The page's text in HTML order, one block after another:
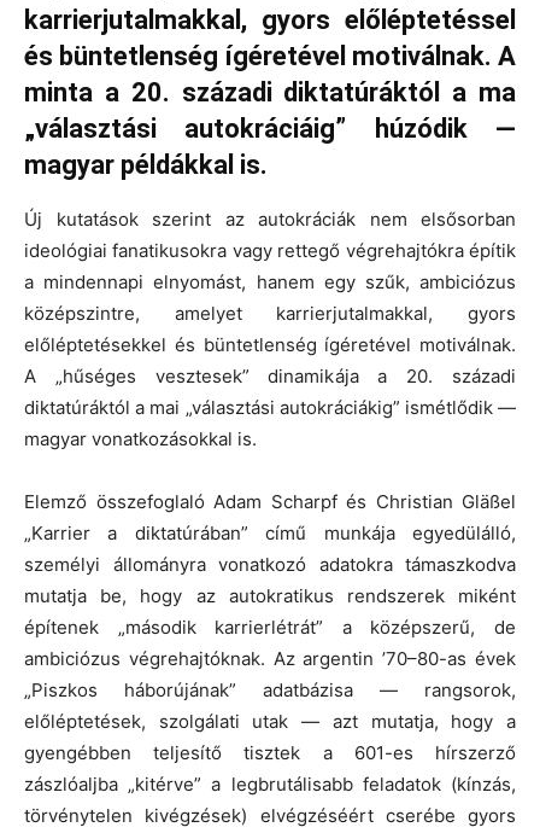
karrierjutalmakkal, gyors előléptetéssel
és büntetlenség ígéretével motiválnak. A
minta a 20. századi diktatúráktól a ma
„választási autokráciáig” húzódik —
magyar példákkal is.
Új kutatások szerint az autokráciák nem elsősorban
ideológiai fanatikusokra vagy rettegő végrehajtókra építik
a mindennapi elnyomást, hanem egy szűk, ambiciózus
középszintre, amelyet karrierjutalmakkal, gyors
előléptetésekkel és büntetlenség ígéretével motiválnak.
A „hűséges vesztesek” dinamikája a 20. századi
diktatúráktól a mai „választási autokráciákig” ismétlődik —
magyar vonatkozásokkal is.
Elemző összefoglaló Adam Scharpf és Christian Gläßel
„Karrier a diktatúrában” című munkája egyedülálló,
személyi állományra vonatkozó adatokra támaszkodva
mutatja be, hogy az autokratikus rendszerek miként
építenek „második karrierlétrát” a középszerű, de
ambiciózus végrehajtóknak. Az argentin ’70–80-as évek
„Piszkos háborújának” adatbázisa — rangsorok,
előléptetések, szolgálati utak — azt mutatja, hogy a
gyengébben teljesítő tisztek a 601-es hírszerző
zászlóaljba „kitérve” a legbrutálisabb feladatok (kínzás,
törvénytelen kivégzések) elvégzéséért cserébe gyors